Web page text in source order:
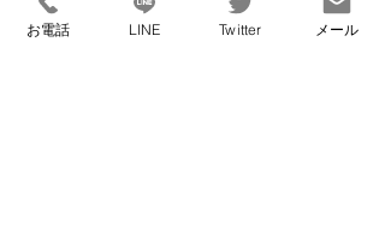
お電話 LINE Twitter メール